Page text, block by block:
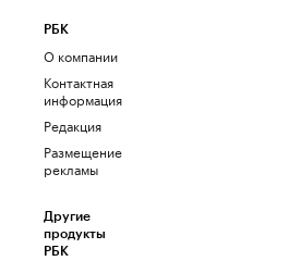
РБК
О компании
Контактная
информация
Редакция
Размещение
рекламы
Другие
продукты
РБК